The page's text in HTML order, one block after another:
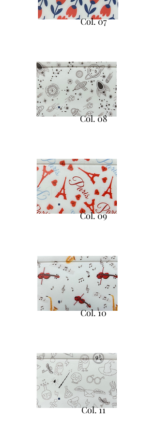
Col. 07
Col. 08
Col. 09
Col. 10
Col. 11